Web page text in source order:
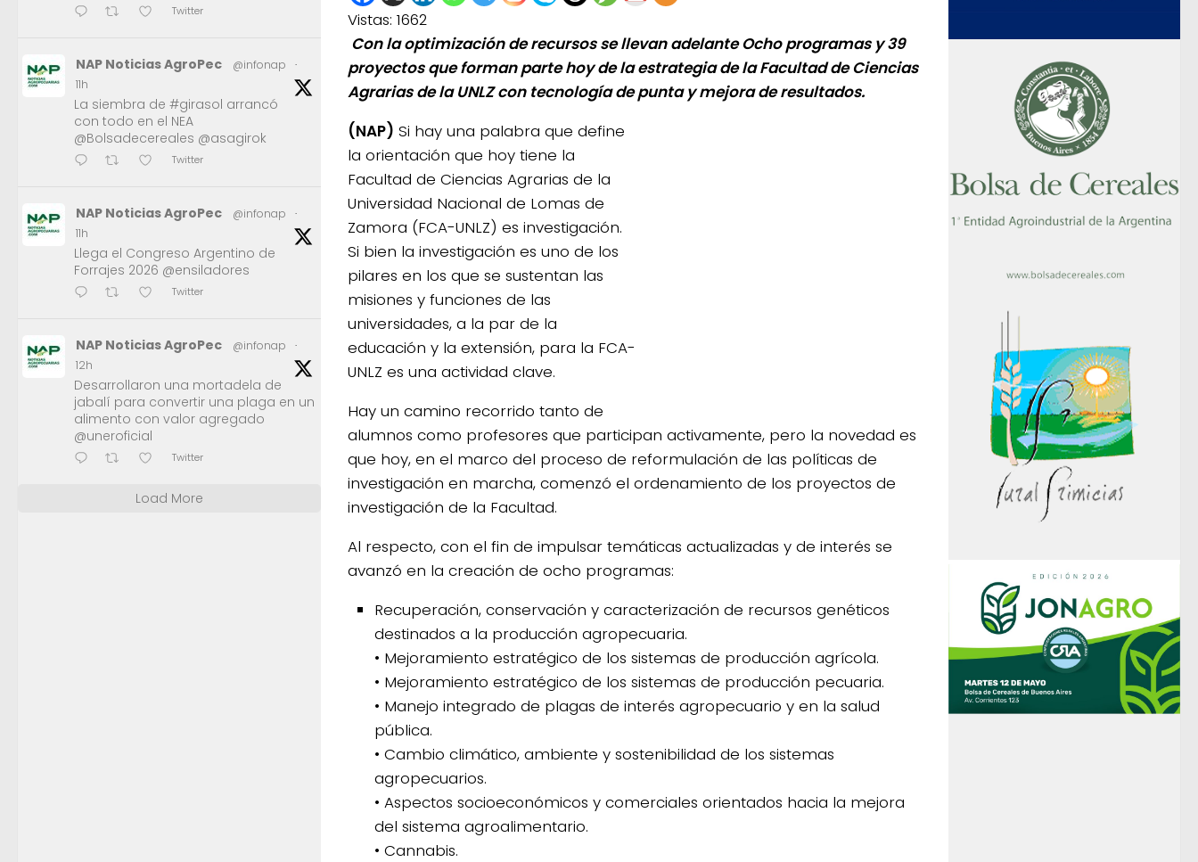
Vistas: 1662
Con la optimización de recursos se llevan adelante Ocho programas y 39
proyectos que forman parte hoy de la estrategia de la Facultad de Ciencias
Agrarias de la UNLZ con tecnología de punta y mejora de resultados.
(NAP) Si hay una palabra que define
la orientación que hoy tiene la
Facultad de Ciencias Agrarias de la
Universidad Nacional de Lomas de
Zamora (FCA-UNLZ) es investigación.
Si bien la investigación es uno de los
pilares en los que se sustentan las
misiones y funciones de las
universidades, a la par de la
educación y la extensión, para la FCA-
UNLZ es una actividad clave.
Hay un camino recorrido tanto de
alumnos como profesores que participan activamente, pero la novedad es
que hoy, en el marco del proceso de reformulación de las políticas de
investigación en marcha, comenzó el ordenamiento de los proyectos de
investigación de la Facultad.
Al respecto, con el fin de impulsar temáticas actualizadas y de interés se
avanzó en la creación de ocho programas:
Recuperación, conservación y caracterización de recursos genéticos
destinados a la producción agropecuaria.
• Mejoramiento estratégico de los sistemas de producción agrícola.
• Mejoramiento estratégico de los sistemas de producción pecuaria.
• Manejo integrado de plagas de interés agropecuario y en la salud
pública.
• Cambio climático, ambiente y sostenibilidad de los sistemas
agropecuarios.
• Aspectos socioeconómicos y comerciales orientados hacia la mejora
del sistema agroalimentario.
• Cannabis.
Twitter
NAP Noticias AgroPec @infonap
·
11h
La siembra de #girasol arrancó
con todo en el NEA
@Bolsadecereales @asagirok
Twitter
NAP Noticias AgroPec @infonap
·
11h
Llega el Congreso Argentino de
Forrajes 2026 @ensiladores
Twitter
NAP Noticias AgroPec @infonap
·
12h
Desarrollaron una mortadela de
jabalí para convertir una plaga en un
alimento con valor agregado
@uneroficial
Twitter
Load More